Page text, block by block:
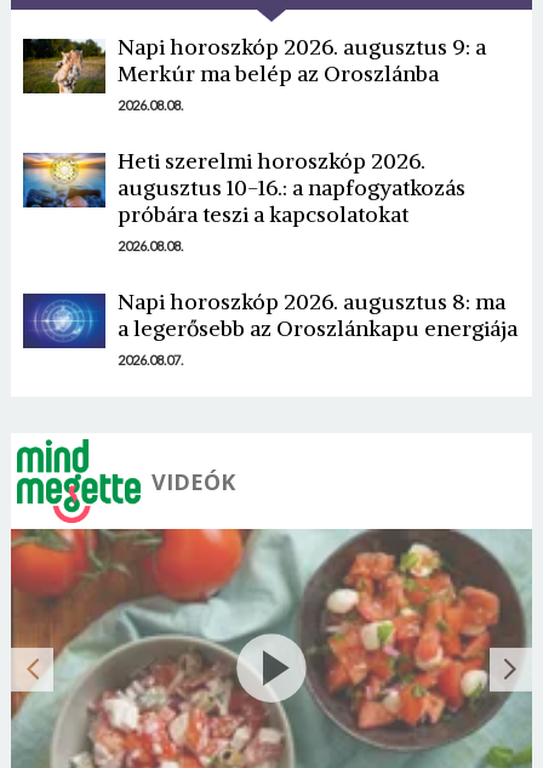
Napi horoszkóp 2026. augusztus 9: a
Merkúr ma belép az Oroszlánba
2026.08.08.
Heti szerelmi horoszkóp 2026.
augusztus 10-16.: a napfogyatkozás
próbára teszi a kapcsolatokat
2026.08.08.
Napi horoszkóp 2026. augusztus 8: ma
a legerősebb az Oroszlánkapu energiája
2026.08.07.
VIDEÓK